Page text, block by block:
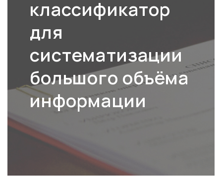
классификатор
для
систематизации
большого объёма
информации